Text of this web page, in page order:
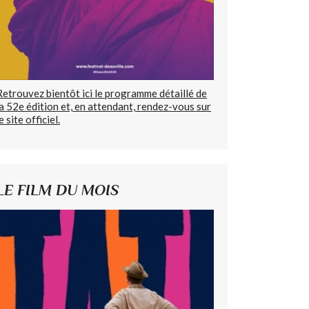
bientôt ici le programme détaillé de
52e édition et, en attendant, rendez-vous sur
site officiel.
FILM DU MOIS